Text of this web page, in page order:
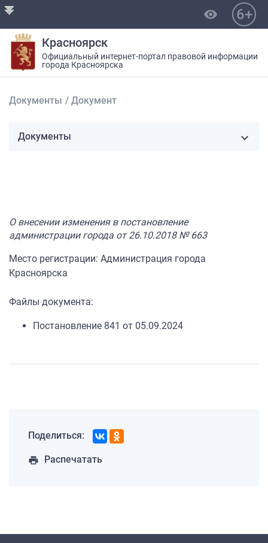
visibility 6+
Красноярск
Официальный интернет-портал правовой информации
города Красноярска
Документы / Документ
О внесении изменения в постановление
администрации города от 26.10.2018 № 663
Место регистрации: Администрация города
Красноярска
Файлы документа:
Постановление 841 от 05.09.2024
Документы
Поделиться:
print Распечатать